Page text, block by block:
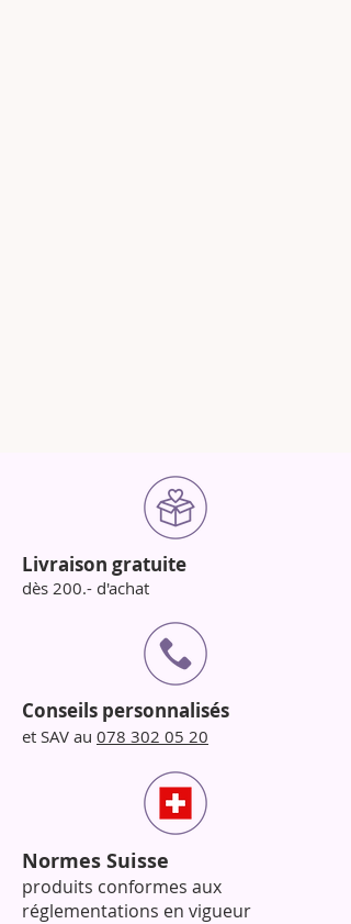
Livraison gratuite
dès 200.- d'achat
Conseils personnalisés
et SAV au 078 302 05 20
Normes Suisse
produits conformes aux
réglementations en vigueur